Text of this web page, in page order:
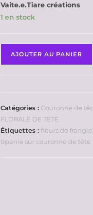
Vaite.e.Tiare créations
1 en stock
AJOUTER AU PANIER
Catégories : Couronne de
FLORALE DE TETE
Étiquettes :fleurs de
tipanie sur couronne de tête